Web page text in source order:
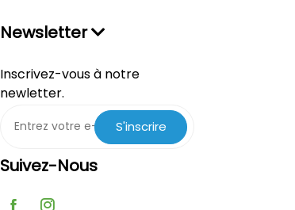
Newsletter
Inscrivez-vous à notre
newletter.
S'inscrire
Suivez-Nous